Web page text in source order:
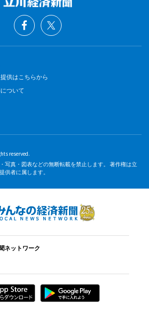
供はこちらから
ついて
reserved.
写真・図表などの無断転載を禁止します。 著作権は立
供者に属します。
ネットワーク